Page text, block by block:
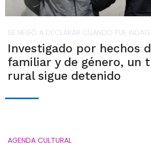
SE NEGÓ A DECLARAR CUANDO FUE
Investigado por hechos
familiar y de género, un
rural sigue detenido
AGENDA CULTURAL